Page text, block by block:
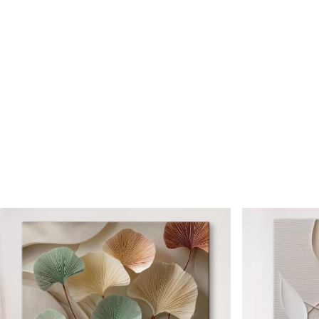
✓
✓Biztonságos, szagtalan tinta
✗ Vászonhatású felület
✗Környezetbarát anyag
✓
✓ Biztonságos,
✓ Vászonhatású felület
✗ Környezetbarát anyag